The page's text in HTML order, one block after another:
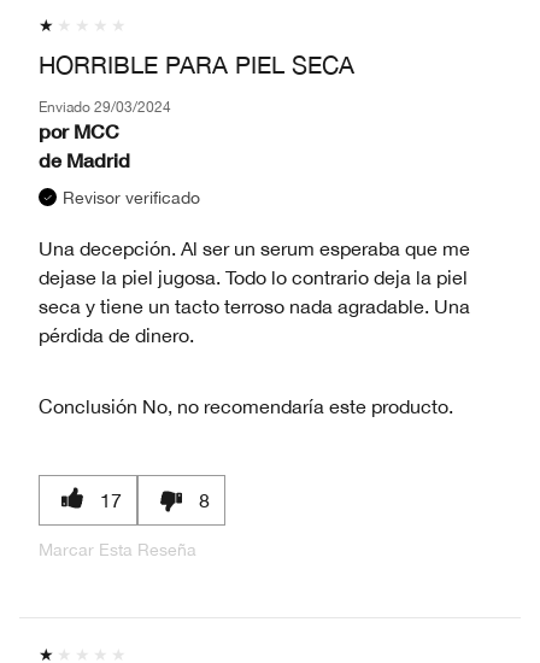
HORRIBLE PARA PIEL SECA
Enviado 29/03/2024
por MCC
de Madrid
Revisor verificado
Una decepción. Al ser un serum esperaba que me
dejase la piel jugosa. Todo lo contrario deja la piel
seca y tiene un tacto terroso nada agradable. Una
pérdida de dinero.
Conclusión No, no recomendaría este producto.
17 8
Marcar Esta Reseña